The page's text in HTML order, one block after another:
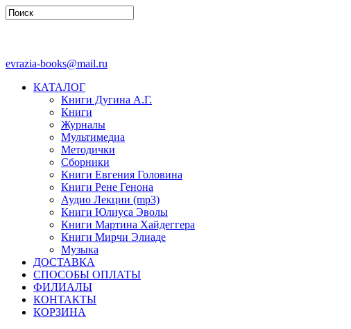
evrazia-books@mail.ru
КАТАЛОГ
Книги Дугина А.Г.
Книги
Журналы
Мультимедиа
Методички
Сборники
Книги Евгения Головина
Книги Рене Генона
Аудио Лекции (mp3)
Книги Юлиуса Эволы
Книги Мартина Хайдеггера
Книги Мирчи Элиаде
Музыка
ДОСТАВКА
СПОСОБЫ ОПЛАТЫ
ФИЛИАЛЫ
КОНТАКТЫ
КОРЗИНА